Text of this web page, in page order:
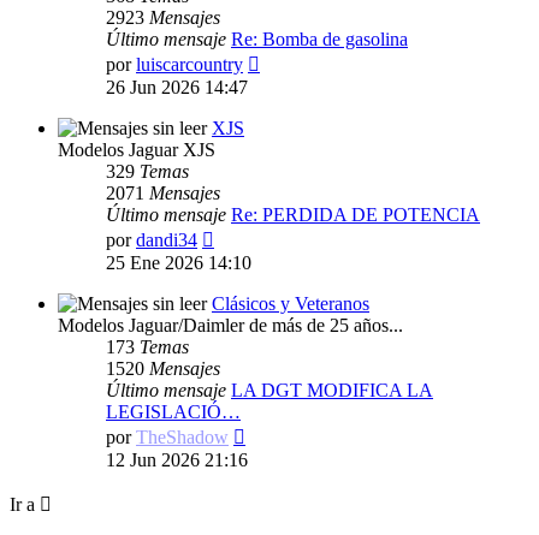
2923 Mensajes
Último mensaje Re: Bomba de gasolina
porluiscarcountry
26 Jun 2026 14:47
XJS
Modelos Jaguar XJS
329 Temas
2071 Mensajes
Último mensaje Re: PERDIDA DE POTENCIA
pordandi34
último
25 Ene 2026 14:10
Clásicos y Veteranos
Modelos Jaguar/Daimler de más de 25 años...
173 Temas
1520 Mensajes
Último mensaje LA DGT MODIFICA LA
LEGISLACIÓ…
porTheShadow
último
12 Jun 2026 21:16
Ir a